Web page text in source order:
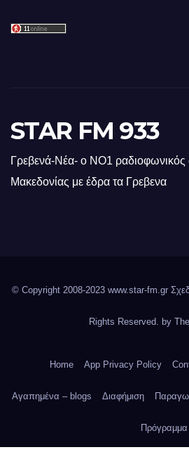
STAR FM 933
Γρεβενά-Νέα- ο ΝΟ1 ραδιοφωνικός
Μακεδονίας με έδρα τα Γρεβενα
© Copyright 2008-2023 www.star-fm.gr
Rights Reserved. by
Home App Privacy Policy
Αγαπημένα – blogs Διαφήμιση
Πρόγραμμα